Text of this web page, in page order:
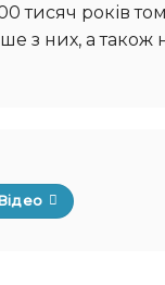
тисяч років
з них, а
Відео